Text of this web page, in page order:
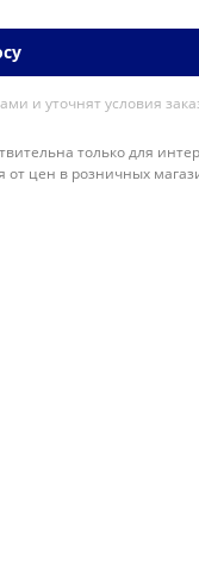
и уточнят условия
только для
от цен в розничных